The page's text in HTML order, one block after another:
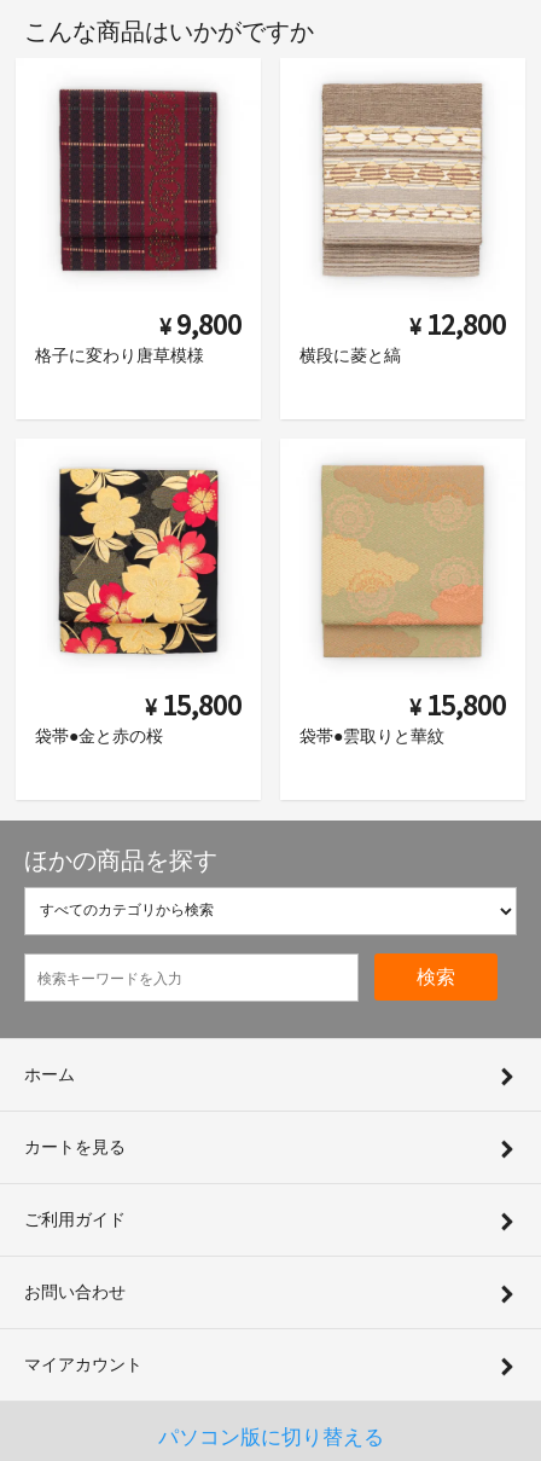
こんな商品はいかがですか
¥ 9,800
格子に変わり唐草模様
¥ 12,800
横段に菱と縞
¥ 15,800
袋帯●金と赤の桜
¥ 15,800
袋帯●雲取りと華紋
ほかの商品を探す
検索
ホーム
カートを見る
ご利用ガイド
お問い合わせ
マイアカウント
パソコン版に切り替える